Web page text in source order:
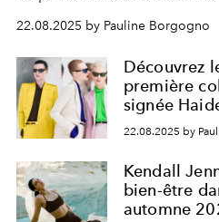
22.08.2025 by Pauline Borgogno
Découvrez
première
signée
22.08.2025 by
Kendall
bien-être
automne